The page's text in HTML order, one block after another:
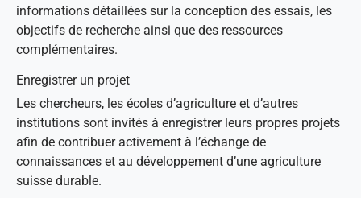
informations détaillées sur la conception des essais, les
objectifs de recherche ainsi que des ressources
complémentaires.
Enregistrer un projet
Les chercheurs, les écoles d’agriculture et d’autres
institutions sont invités à enregistrer leurs propres projets
afin de contribuer activement à l’échange de
connaissances et au développement d’une agriculture
suisse durable.